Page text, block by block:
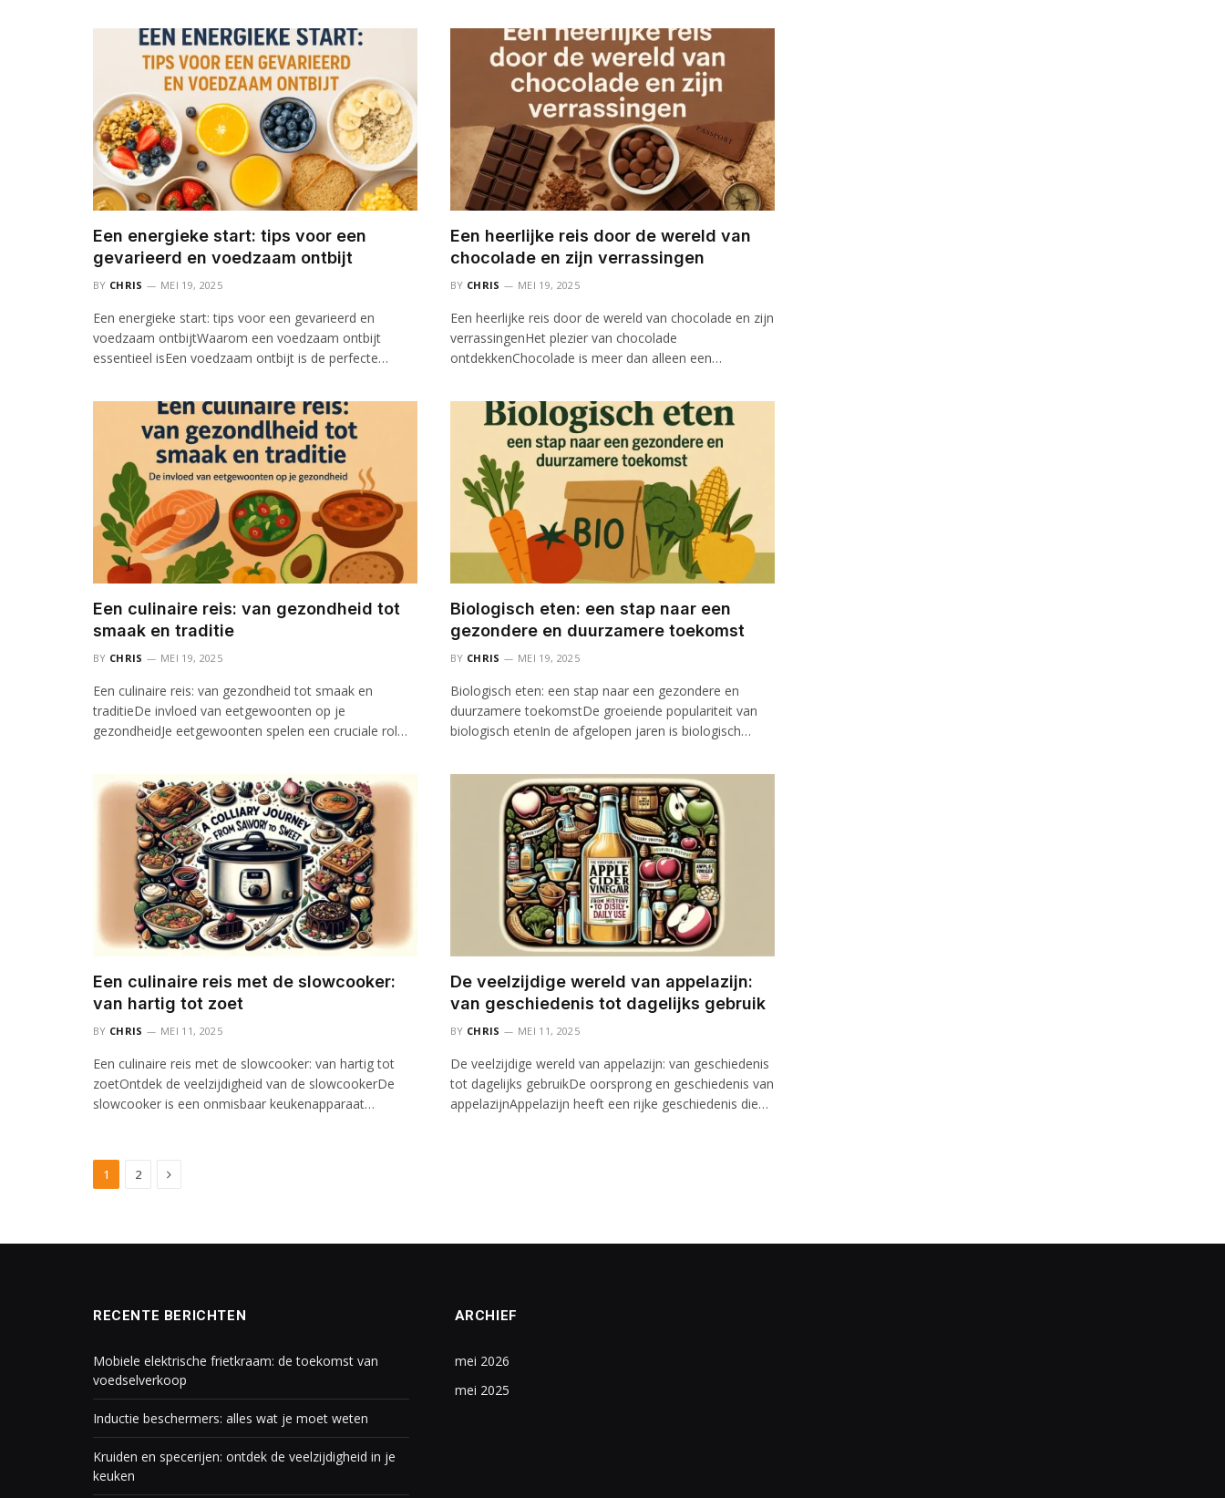
Een energieke start: tips voor een
gevarieerd en voedzaam ontbijt
BY CHRIS MEI 19, 2025
Een energieke start: tips voor een gevarieerd en
voedzaam ontbijtWaarom een voedzaam ontbijt
essentieel isEen voedzaam ontbijt is de perfecte…
Een heerlijke reis door de wereld van
chocolade en zijn verrassingen
BY CHRIS MEI 19, 2025
Een heerlijke reis door de wereld van chocolade en zijn
verrassingenHet plezier van chocolade
ontdekkenChocolade is meer dan alleen een…
Een culinaire reis: van gezondheid tot
smaak en traditie
BY CHRIS MEI 19, 2025
Een culinaire reis: van gezondheid tot smaak en
traditieDe invloed van eetgewoonten op je
gezondheidJe eetgewoonten spelen een cruciale rol…
Biologisch eten: een stap naar een
gezondere en duurzamere toekomst
BY CHRIS MEI 19, 2025
Biologisch eten: een stap naar een gezondere en
duurzamere toekomstDe groeiende populariteit van
biologisch etenIn de afgelopen jaren is biologisch…
Een culinaire reis met de slowcooker:
van hartig tot zoet
BY CHRIS MEI 11, 2025
Een culinaire reis met de slowcooker: van hartig tot
zoetOntdek de veelzijdigheid van de slowcookerDe
slowcooker is een onmisbaar keukenapparaat…
De veelzijdige wereld van appelazijn:
van geschiedenis tot dagelijks gebruik
BY CHRIS MEI 11, 2025
De veelzijdige wereld van appelazijn: van geschiedenis
tot dagelijks gebruikDe oorsprong en geschiedenis van
appelazijnAppelazijn heeft een rijke geschiedenis die…
1 2 Next
RECENTE BERICHTEN
Mobiele elektrische frietkraam: de toekomst van
voedselverkoop
Inductie beschermers: alles wat je moet weten
Kruiden en specerijen: ontdek de veelzijdigheid in je
keuken
ARCHIEF
mei 2026
mei 2025